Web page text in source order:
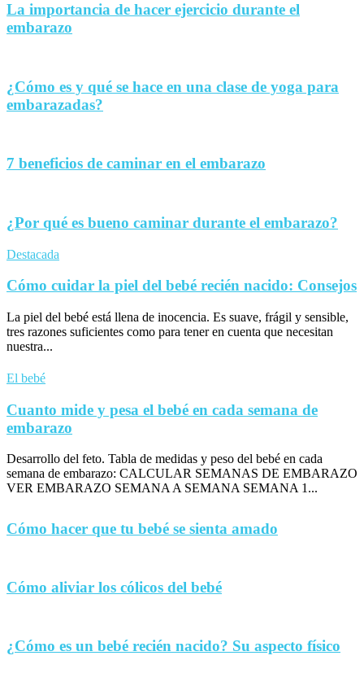
La importancia de hacer ejercicio durante el
embarazo
¿Cómo es y qué se hace en una clase de yoga para
embarazadas?
7 beneficios de caminar en el embarazo
¿Por qué es bueno caminar durante el embarazo?
Destacada
Cómo cuidar la piel del bebé recién nacido: Consejos
La piel del bebé está llena de inocencia. Es suave, frágil y sensible,
tres razones suficientes como para tener en cuenta que necesitan
nuestra...
El bebé
Cuanto mide y pesa el bebé en cada semana de
embarazo
Desarrollo del feto. Tabla de medidas y peso del bebé en cada
semana de embarazo: CALCULAR SEMANAS DE EMBARAZO
VER EMBARAZO SEMANA A SEMANA SEMANA 1...
Cómo hacer que tu bebé se sienta amado
Cómo aliviar los cólicos del bebé
¿Cómo es un bebé recién nacido? Su aspecto físico